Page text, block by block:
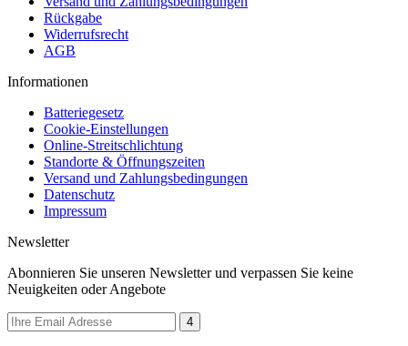
Rückgabe
Widerrufsrecht
AGB
Informationen
Batteriegesetz
Cookie-Einstellungen
Online-Streitschlichtung
Standorte & Öffnungszeiten
Versand und Zahlungsbedingungen
Datenschutz
Impressum
Newsletter
Abonnieren Sie unseren Newsletter und verpassen Sie keine
Neuigkeiten oder Angebote
4